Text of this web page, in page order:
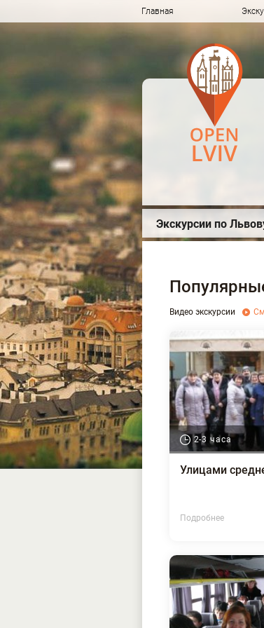
Главная
Экскурсии по
Видео экскурсии
2-3 часа
Улицами
Подробнее